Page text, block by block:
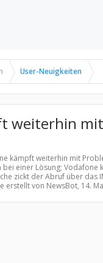
User-Neuigkeiten
weiterhin
kämpft weiterhin mit
bei einer Lösung;
zickt der Abruf über das
erstellt von NewsBot, 14.